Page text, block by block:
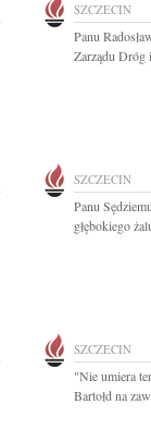
SZCZECIN
Panu
Zarządu Dróg
SZCZECIN
Panu
głębokiego
SZCZECIN
"Nie umiera
Bartołd na